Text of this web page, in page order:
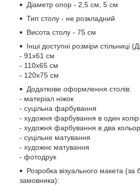
Діаметр опор - 2,5 см, 5 см
Тип столу - не розкладний
Висота столу - 75 см
Інші доступні розміри стільниці
- 91х61 см
- 110х65 см
- 120х75 см
Додаткове оформлення столів:
- матеріал ніжок
- суцільна фарбування
- художня фарбування в один колір
- художня фарбування в два
- суцільне матування
- художнє матування
- фотодрук
Розробка візуального макета
замовника):